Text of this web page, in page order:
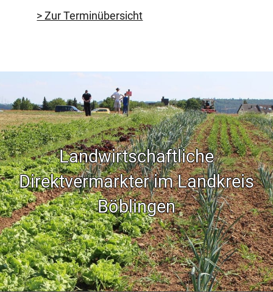
> Zur Terminübersicht
Landwirtschaftliche
Direktvermarkter im Landkreis
Böblingen